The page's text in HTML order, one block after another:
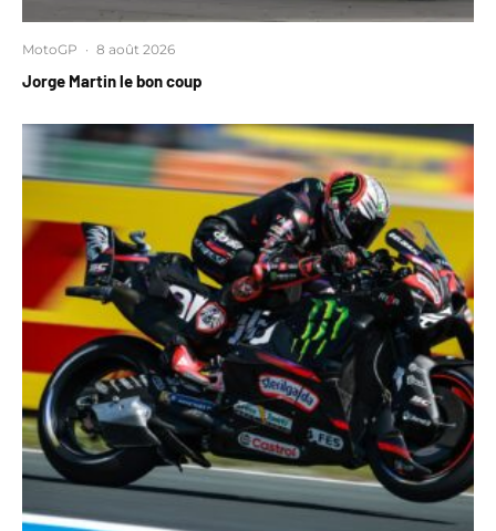
MotoGP · 8 août 2026
Jorge Martin le bon coup